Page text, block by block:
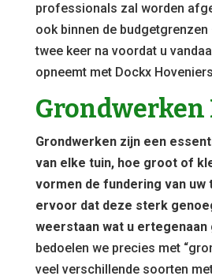
professionals zal worden
ook binnen de budgetgrenzen
twee keer na voordat u
opneemt met Dockx
Grondwerken zijn een
van elke tuin, hoe groot of
vormen de fundering van uw
ervoor dat deze sterk
weerstaan wat u ertegenaan
bedoelen we precies met
veel verschillende soorten